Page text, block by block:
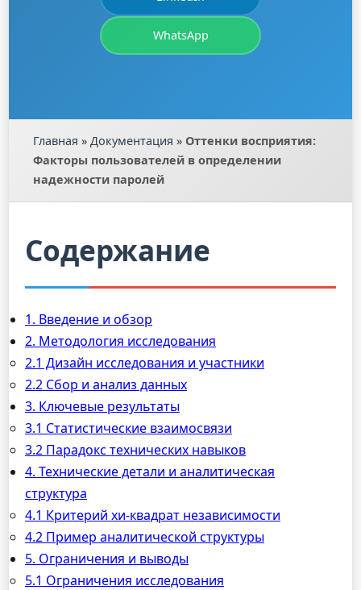
WhatsApp
Главная » Документация » Оттенки восприятия:
Факторы пользователей в определении
надежности паролей
Содержание
1. Введение и обзор
2. Методология исследования
2.1 Дизайн исследования и участники
2.2 Сбор и анализ данных
3. Ключевые результаты
3.1 Статистические взаимосвязи
3.2 Парадокс технических навыков
4. Технические детали и аналитическая
структура
4.1 Критерий хи-квадрат независимости
4.2 Пример аналитической структуры
5. Ограничения и выводы
5.1 Ограничения исследования